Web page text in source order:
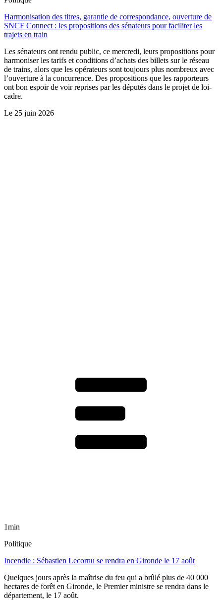
Harmonisation des titres, garantie de correspondance, ouverture de
SNCF Connect : les propositions des sénateurs pour faciliter les
trajets en train
Les sénateurs ont rendu public, ce mercredi, leurs propositions pour
harmoniser les tarifs et conditions d’achats des billets sur le réseau
de trains, alors que les opérateurs sont toujours plus nombreux avec
l’ouverture à la concurrence. Des propositions que les rapporteurs
ont bon espoir de voir reprises par les députés dans le projet de loi-
cadre.
Le 25 juin 2026
1min
Politique
Incendie : Sébastien Lecornu se rendra en Gironde le 17 août
Quelques jours après la maîtrise du feu qui a brûlé plus de 40 000
hectares de forêt en Gironde, le Premier ministre se rendra dans le
département, le 17 août.